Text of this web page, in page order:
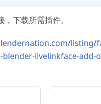
下载所需插件。
listing/
livelinkface-add-